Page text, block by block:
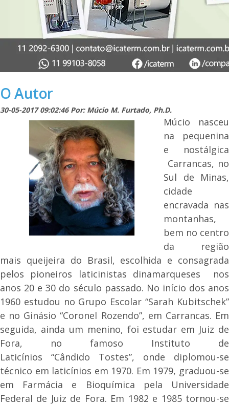
O Autor
30-05-2017 09:02:46 Por: Múcio M. Furtado, Ph.D.
Múcio nasceu
na pequenina
e nostálgica
Carrancas, no
Sul de Minas,
cidade
encravada nas
montanhas,
bem no centro
da região
mais queijeira do Brasil, escolhida e consagrada
pelos pioneiros laticinistas dinamarqueses nos
anos 20 e 30 do século passado. No início dos anos
1960 estudou no Grupo Escolar “Sarah Kubitschek”
e no Ginásio “Coronel Rozendo”, em Carrancas. Em
seguida, ainda um menino, foi estudar em Juiz de
Fora, no famoso Instituto de
Laticínios “Cândido Tostes”, onde diplomou-se
técnico em laticínios em 1970. Em 1979, graduou-se
em Farmácia e Bioquímica pela Universidade
Federal de Juiz de Fora. Em 1982 e 1985 tornou-se